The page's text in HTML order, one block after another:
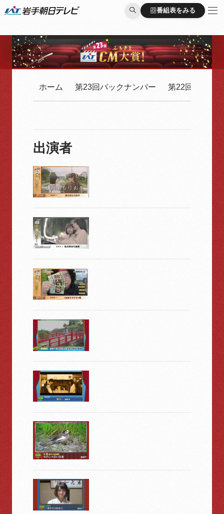
番組表をみる
番組表をみる
ホーム 第23回バックナンバー 第22回バック
出演者